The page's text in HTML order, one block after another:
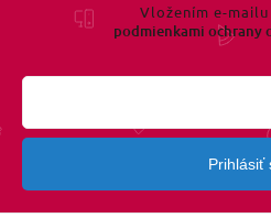
Vložením e-
podmienkami ochrany
Prihlásiť